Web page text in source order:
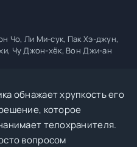
Чо, Ли Ми-сук, Пак Хэ-джун,
Чу Джон-хёк, Вон Джи-ан
обнажает хрупкость его
которое
телохранителя.
вопросом